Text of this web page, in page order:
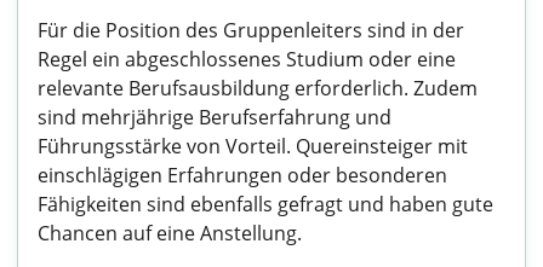
Für die Position des Gruppenleiters sind in der
Regel ein abgeschlossenes Studium oder eine
relevante Berufsausbildung erforderlich. Zudem
sind mehrjährige Berufserfahrung und
Führungsstärke von Vorteil. Quereinsteiger mit
einschlägigen Erfahrungen oder besonderen
Fähigkeiten sind ebenfalls gefragt und haben gute
Chancen auf eine Anstellung.